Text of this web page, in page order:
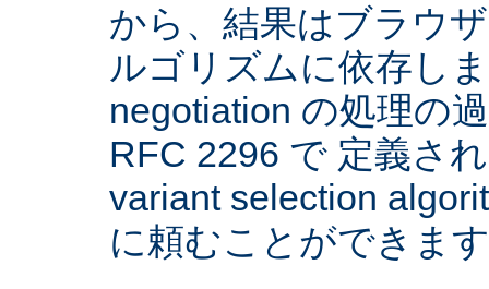
から、結果はブラウ
ルゴリズムに依存し
negotiation の処理の
RFC 2296 で 定義さ
variant selection
に頼むことができま